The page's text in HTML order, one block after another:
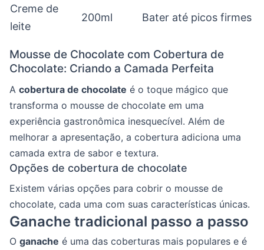
Creme de
leite
200ml Bater até picos firmes
Mousse de Chocolate com Cobertura de
Chocolate: Criando a Camada Perfeita
A cobertura de chocolate é o toque mágico que
transforma o mousse de chocolate em uma
experiência gastronômica inesquecível. Além de
melhorar a apresentação, a cobertura adiciona uma
camada extra de sabor e textura.
Opções de cobertura de chocolate
Existem várias opções para cobrir o mousse de
chocolate, cada uma com suas características únicas.
Ganache tradicional passo a passo
O ganache é uma das coberturas mais populares e é